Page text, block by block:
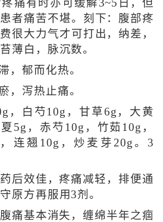
痛有时亦可缓解3~5日，但
者痛苦不堪。刻下：腹部疼
很大力气才可打出，纳差，
薄白，脉沉数。
，郁而化热。
，泻热止痛。
，白芍10g，甘草6g，大黄
5g，赤芍10g，竹茹10g，
连翘10g，炒麦芽20g。3
后效佳，疼痛减轻，排便通
原方再服用3剂。
痛基本消失，缠绵半年之痼